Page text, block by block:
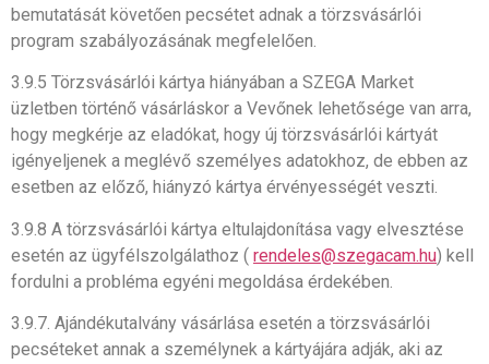
bemutatását követően pecsétet adnak a törzsvásárlói
program szabályozásának megfelelően.
3.9.5 Törzsvásárlói kártya hiányában a SZEGA Market
üzletben történő vásárláskor a Vevőnek lehetősége van arra,
hogy megkérje az eladókat, hogy új törzsvásárlói kártyát
igényeljenek a meglévő személyes adatokhoz, de ebben az
esetben az előző, hiányzó kártya érvényességét veszti.
3.9.8 A törzsvásárlói kártya eltulajdonítása vagy elvesztése
esetén az ügyfélszolgálathoz ( rendeles@szegacam.hu) kell
fordulni a probléma egyéni megoldása érdekében.
3.9.7. Ajándékutalvány vásárlása esetén a törzsvásárlói
pecséteket annak a személynek a kártyájára adják, aki az